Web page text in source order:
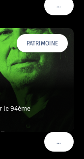
…VOIR
PATRIMOINE
le 94ème
…VOIR